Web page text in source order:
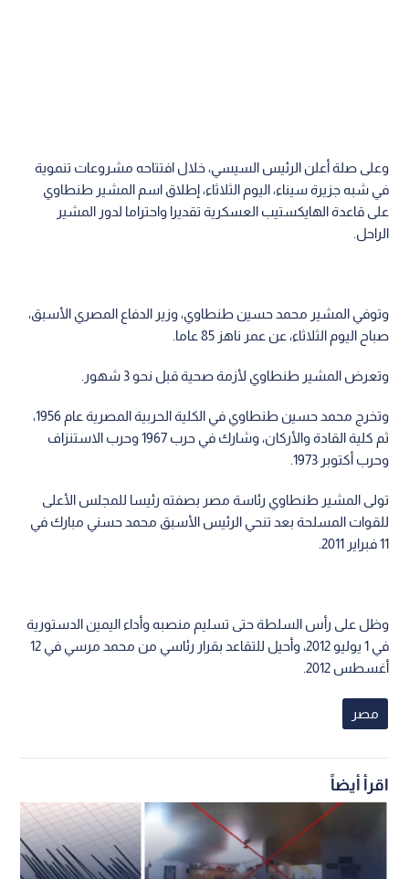
وعلى صلة أعلن الرئيس السيسي، خلال افتتاحه مشروعات تنموية
في شبه جزيرة سيناء، اليوم الثلاثاء، إطلاق اسم المشير طنطاوي
على قاعدة الهايكستيب العسكرية تقديرا واحتراما لدور المشير
الراحل.
وتوفي المشير محمد حسين طنطاوي، وزير الدفاع المصري الأسبق،
صباح اليوم الثلاثاء، عن عمر ناهز 85 عاما.
وتعرض المشير طنطاوي لأزمة صحية قبل نحو 3 شهور.
وتخرج محمد حسين طنطاوي في الكلية الحربية المصرية عام 1956،
ثم كلية القادة والأركان، وشارك في حرب 1967 وحرب الاستنزاف
وحرب أكتوبر 1973.
تولى المشير طنطاوي رئاسة مصر بصفته رئيسا للمجلس الأعلى
للقوات المسلحة بعد تنحي الرئيس الأسبق محمد حسني مبارك في
11 فبراير 2011.
وظل على رأس السلطة حتى تسليم منصبه وأداء اليمين الدستورية
في 1 يوليو 2012، وأحيل للتقاعد بقرار رئاسي من محمد مرسي في 12
أغسطس 2012.
مصر
اقرأ أيضاً